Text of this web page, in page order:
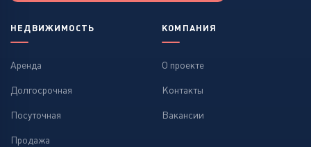
НЕДВИЖИМОСТЬ
Аренда
Долгосрочная
Посуточная
Продажа
КОМПАНИЯ
О проекте
Контакты
Вакансии